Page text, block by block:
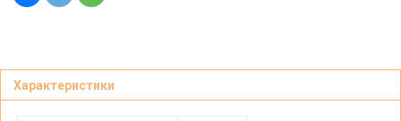
Характеристики